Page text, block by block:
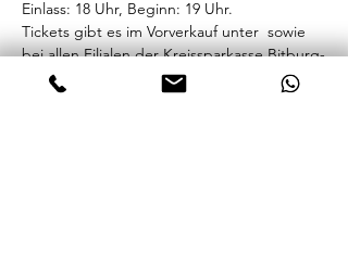
Einlass: 18 Uhr, Beginn: 19 Uhr.
Tickets gibt es im Vorverkauf unter sowie
bei allen Filialen der Kreissparkasse Bitburg-
Prüm:
Ticket Regional
Erwachsene: 22 Euro (+ ggf. VVK-Gebühr),